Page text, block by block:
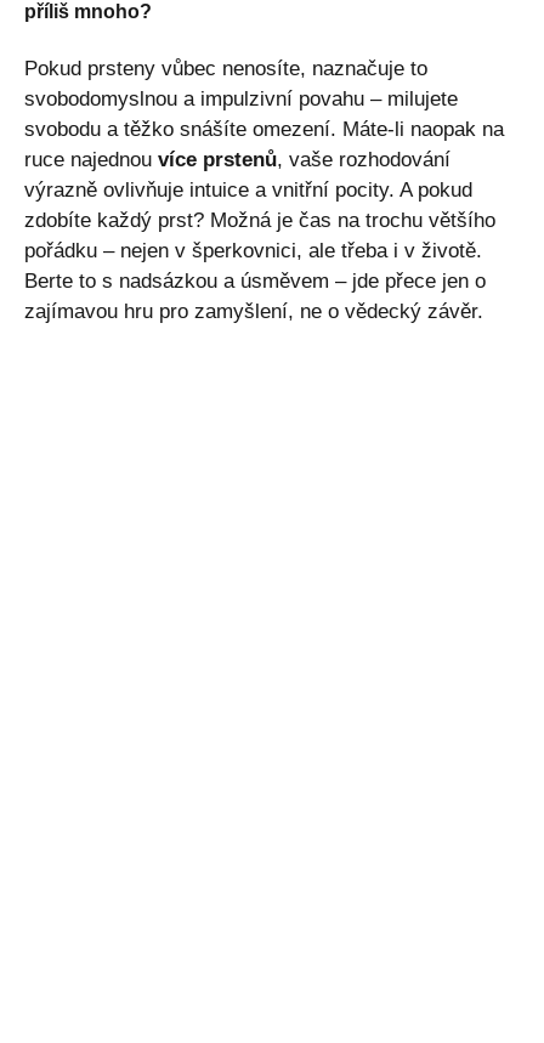
příliš mnoho?
Pokud prsteny vůbec nenosíte, naznačuje to
svobodomyslnou a impulzivní povahu – milujete
svobodu a těžko snášíte omezení. Máte-li naopak na
ruce najednou více prstenů, vaše rozhodování
výrazně ovlivňuje intuice a vnitřní pocity. A pokud
zdobíte každý prst? Možná je čas na trochu většího
pořádku – nejen v šperkovnici, ale třeba i v životě.
Berte to s nadsázkou a úsměvem – jde přece jen o
zajímavou hru pro zamyšlení, ne o vědecký závěr.